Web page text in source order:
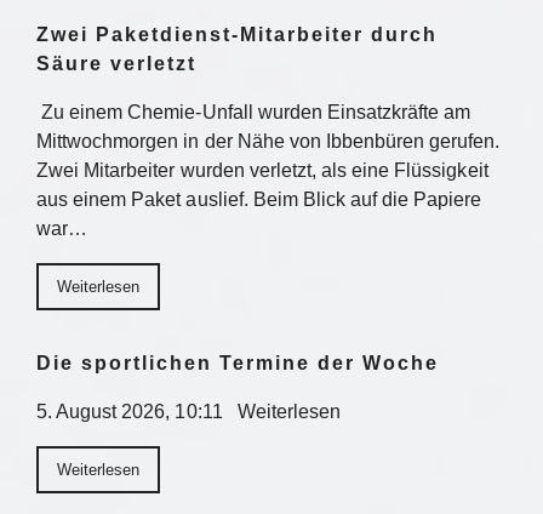
Zwei Paketdienst-Mitarbeiter durch
Säure verletzt
Zu einem Chemie-Unfall wurden Einsatzkräfte am
Mittwochmorgen in der Nähe von Ibbenbüren gerufen.
Zwei Mitarbeiter wurden verletzt, als eine Flüssigkeit
aus einem Paket auslief. Beim Blick auf die Papiere
war…
Weiterlesen
Die sportlichen Termine der Woche
5. August 2026, 10:11 Weiterlesen
Weiterlesen